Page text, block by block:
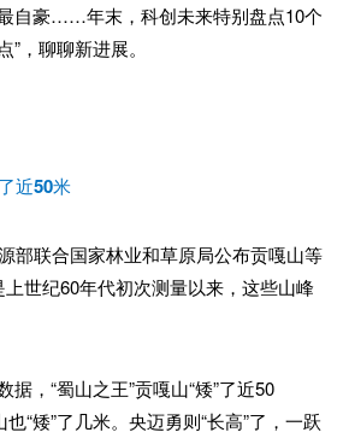
党建园地
企业服务
融合协同育人平台
自豪……年末，科创未来特别盘点10个
”，聊聊新进展。
近50米
部联合国家林业和草原局公布贡嘎山等
世纪60年代初次测量以来，这些山峰
据，“蜀山之王”贡嘎山“矮”了近50
“矮”了几米。央迈勇则“长高”了，一跃